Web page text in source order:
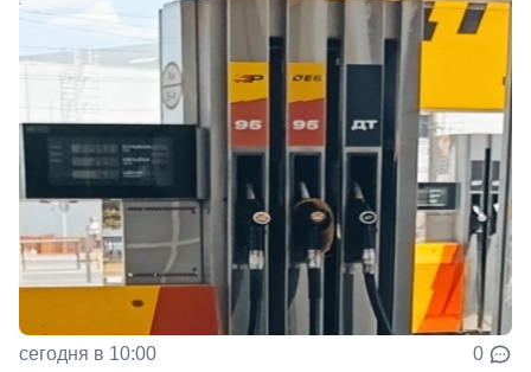
сегодня в 10:00 0